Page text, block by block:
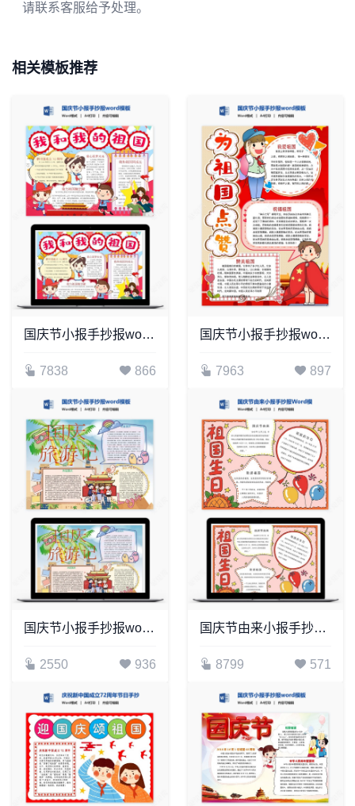
请联系客服给予处理。
相关模板推荐
国庆节小报手抄报word模板(14)
7838 866
国庆节小报手抄报word模板(11)
7963 897
国庆节小报手抄报word模板(16)
2550 936
国庆节由来小报手抄报Word模板电子
8799 571